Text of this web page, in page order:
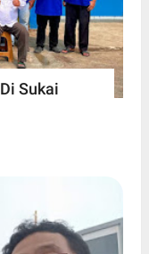
Sukai